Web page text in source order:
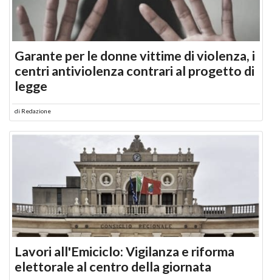
Garante per le donne vittime di violenza, i
centri antiviolenza contrari al progetto di
legge
di Redazione
Lavori all'Emiciclo: Vigilanza e riforma
elettorale al centro della giornata